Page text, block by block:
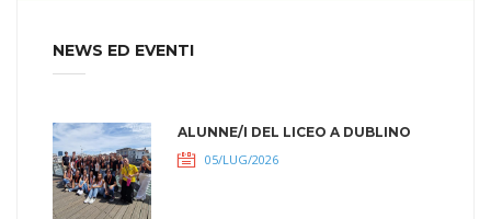
NEWS ED EVENTI
ALUNNE/I DEL LICEO A DUBLINO
05/LUG/2026